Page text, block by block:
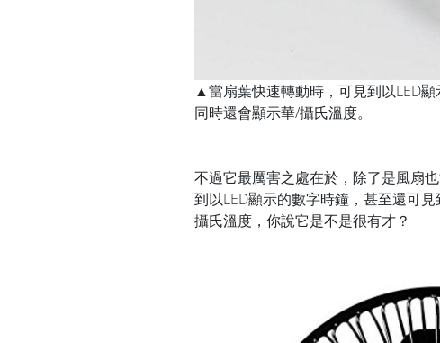
▲當扇葉快速轉動時，可見到以LED
同時還會顯示華/攝氏溫度。
不過它最厲害之處在於，除了是風扇
到以LED顯示的數字時鐘，甚至還可
攝氏溫度，你說它是不是很有才？